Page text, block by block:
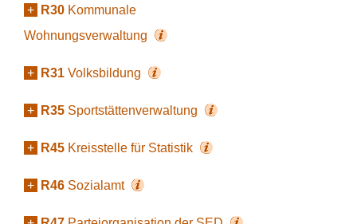
+ R30 Kommunale
Wohnungsverwaltung
+ R31 Volksbildung
+ R35 Sportstättenverwaltung
+ R45 Kreisstelle für Statistik
+ R46 Sozialamt